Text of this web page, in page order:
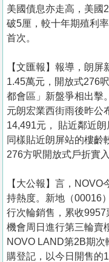
美國債息亦走高，美國
破5厘，較十年期殖利
首次。
【文匯報】報導，朗
1.45萬元，開放式276
都會區」新盤爭相出擊
元朗宏業西街雨後昨公
14,491元， 貼近鄰近
同樣貼近朗屏站的樓齡
276方呎開放式戶折實
【大公報】言，
持熱度。新地（00016
行次輪銷售，累收
機會周日進行第三輪賣
NOVO LAND第2B期
購登記，以今日開售的